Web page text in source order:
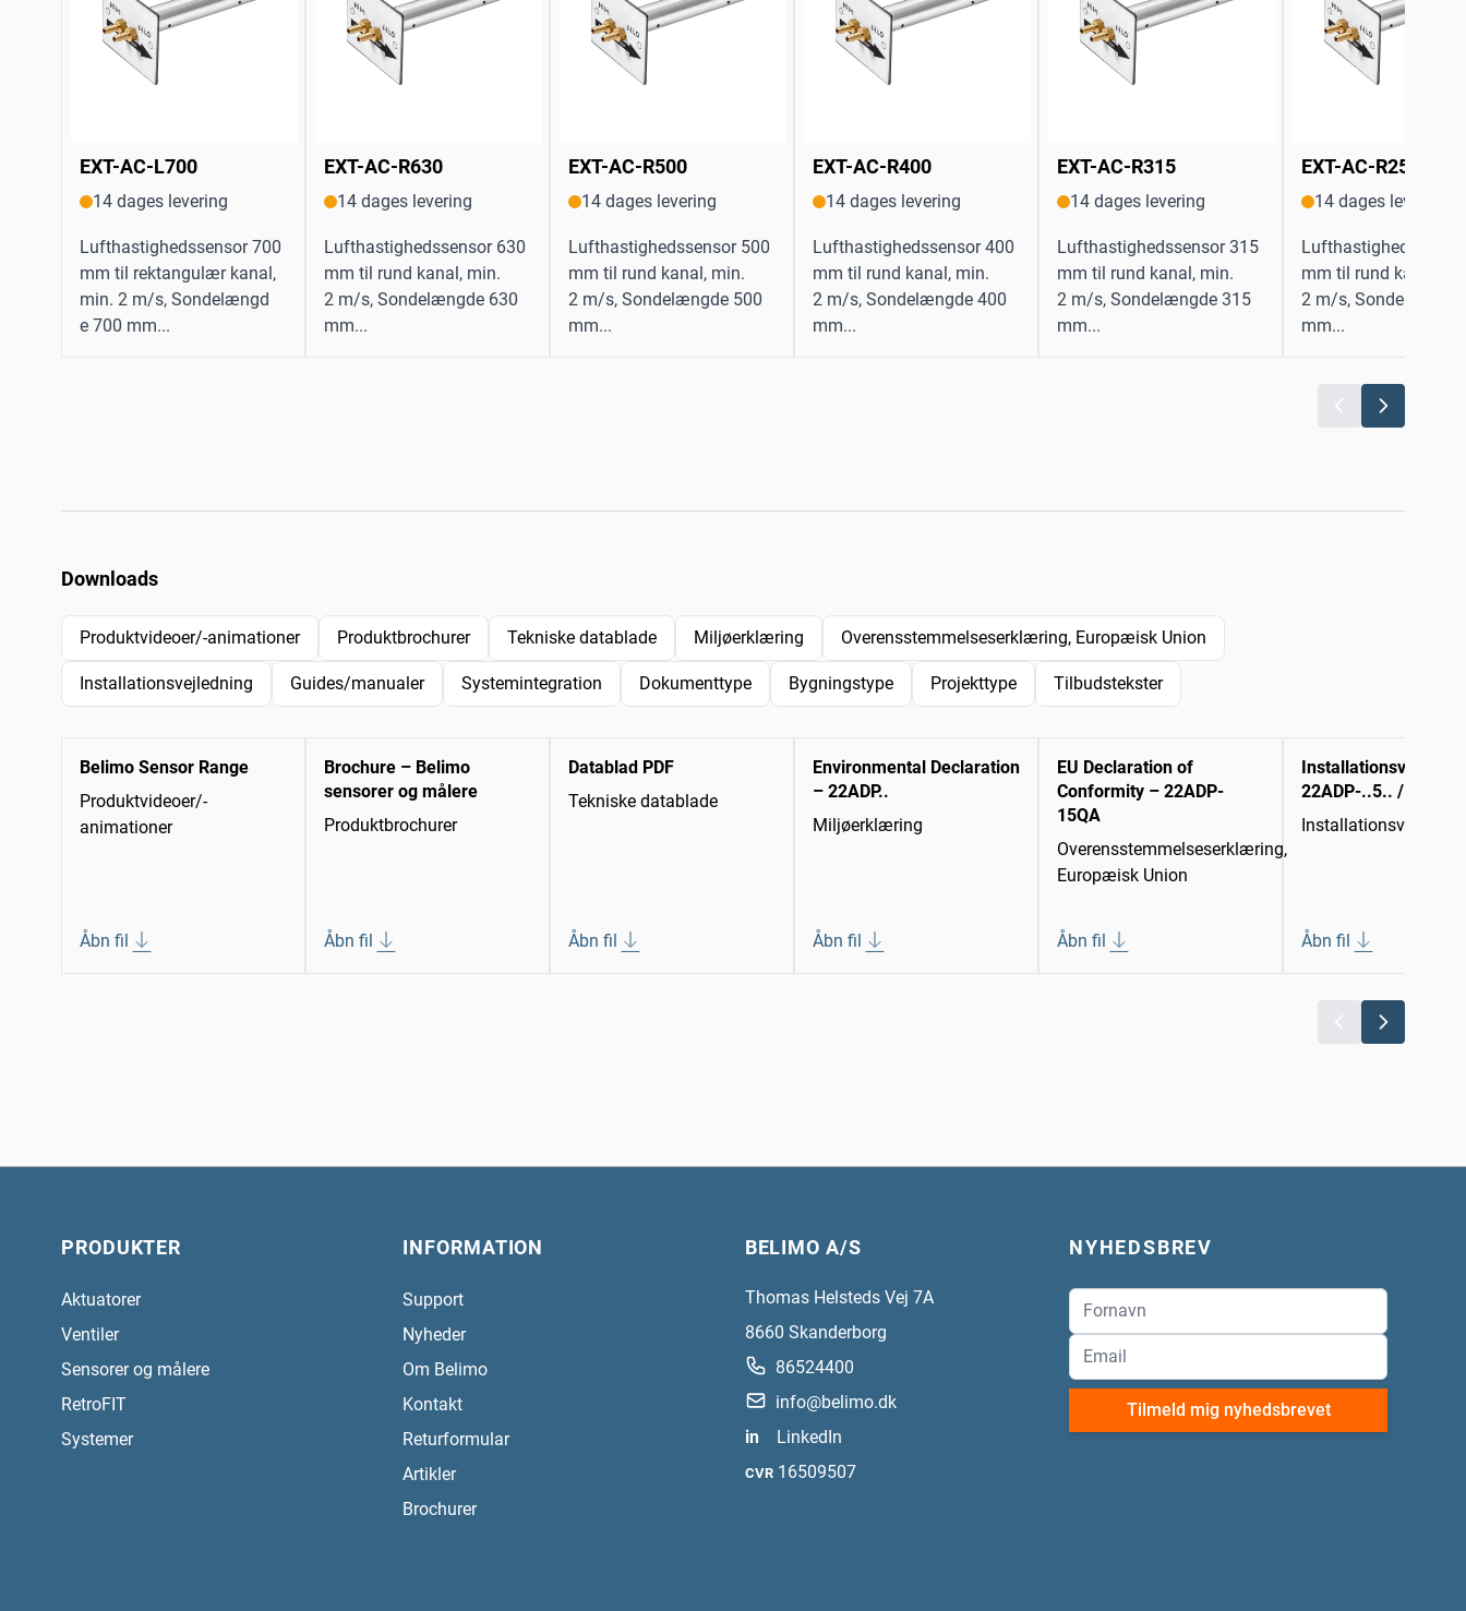
EXT-AC-L700
14 dages levering
Lufthastighedssensor 700
mm til rektangulær kanal,
min. 2 m/s, Sondelængd
e 700 mm...
EXT-AC-R630
14 dages levering
Lufthastighedssensor 630
mm til rund kanal, min.
2 m/s, Sondelængde 630
mm...
EXT-AC-R500
14 dages levering
Lufthastighedssensor 500
mm til rund kanal, min.
2 m/s, Sondelængde 500
mm...
EXT-AC-R400
14 dages levering
Lufthastighedssensor 400
mm til rund kanal, min.
2 m/s, Sondelængde 400
mm...
EXT-AC-R315
14 dages levering
Lufthastighedssensor 315
mm til rund kanal, min.
2 m/s, Sondelængde 315
mm...
EXT-AC-R250
14 dages levering
mm til rund kanal,
2 m/s, Sondelængde
mm...
Downloads
Produktvideoer/-animationer Produktbrochurer Tekniske datablade Miljøerklæring Overensstemmelseserklæring, Europæisk Union
Installationsvejledning Guides/manualer Systemintegration Dokumenttype Bygningstype Projekttype Tilbudstekster
Belimo Sensor Range
Produktvideoer/-
animationer
Åbn fil
Brochure – Belimo
sensorer og målere
Produktbrochurer
Åbn fil
Datablad PDF
Tekniske datablade
Åbn fil
Environmental Declaration
– 22ADP..
Miljøerklæring
Åbn fil
EU Declaration of
Conformity – 22ADP-
15QA
Overensstemmelseserklæring,
Europæisk Union
Åbn fil
22ADP-..5.. /
Åbn fil
PRODUKTER
Aktuatorer
Ventiler
Sensorer og målere
RetroFIT
Systemer
INFORMATION
Support
Nyheder
Om Belimo
Kontakt
Returformular
Artikler
Brochurer
BELIMO A/S
Thomas Helsteds Vej 7A
8660 Skanderborg
86524400
info@belimo.dk
in
LinkedIn
CVR 16509507
NYHEDSBREV
Tilmeld mig nyhedsbrevet